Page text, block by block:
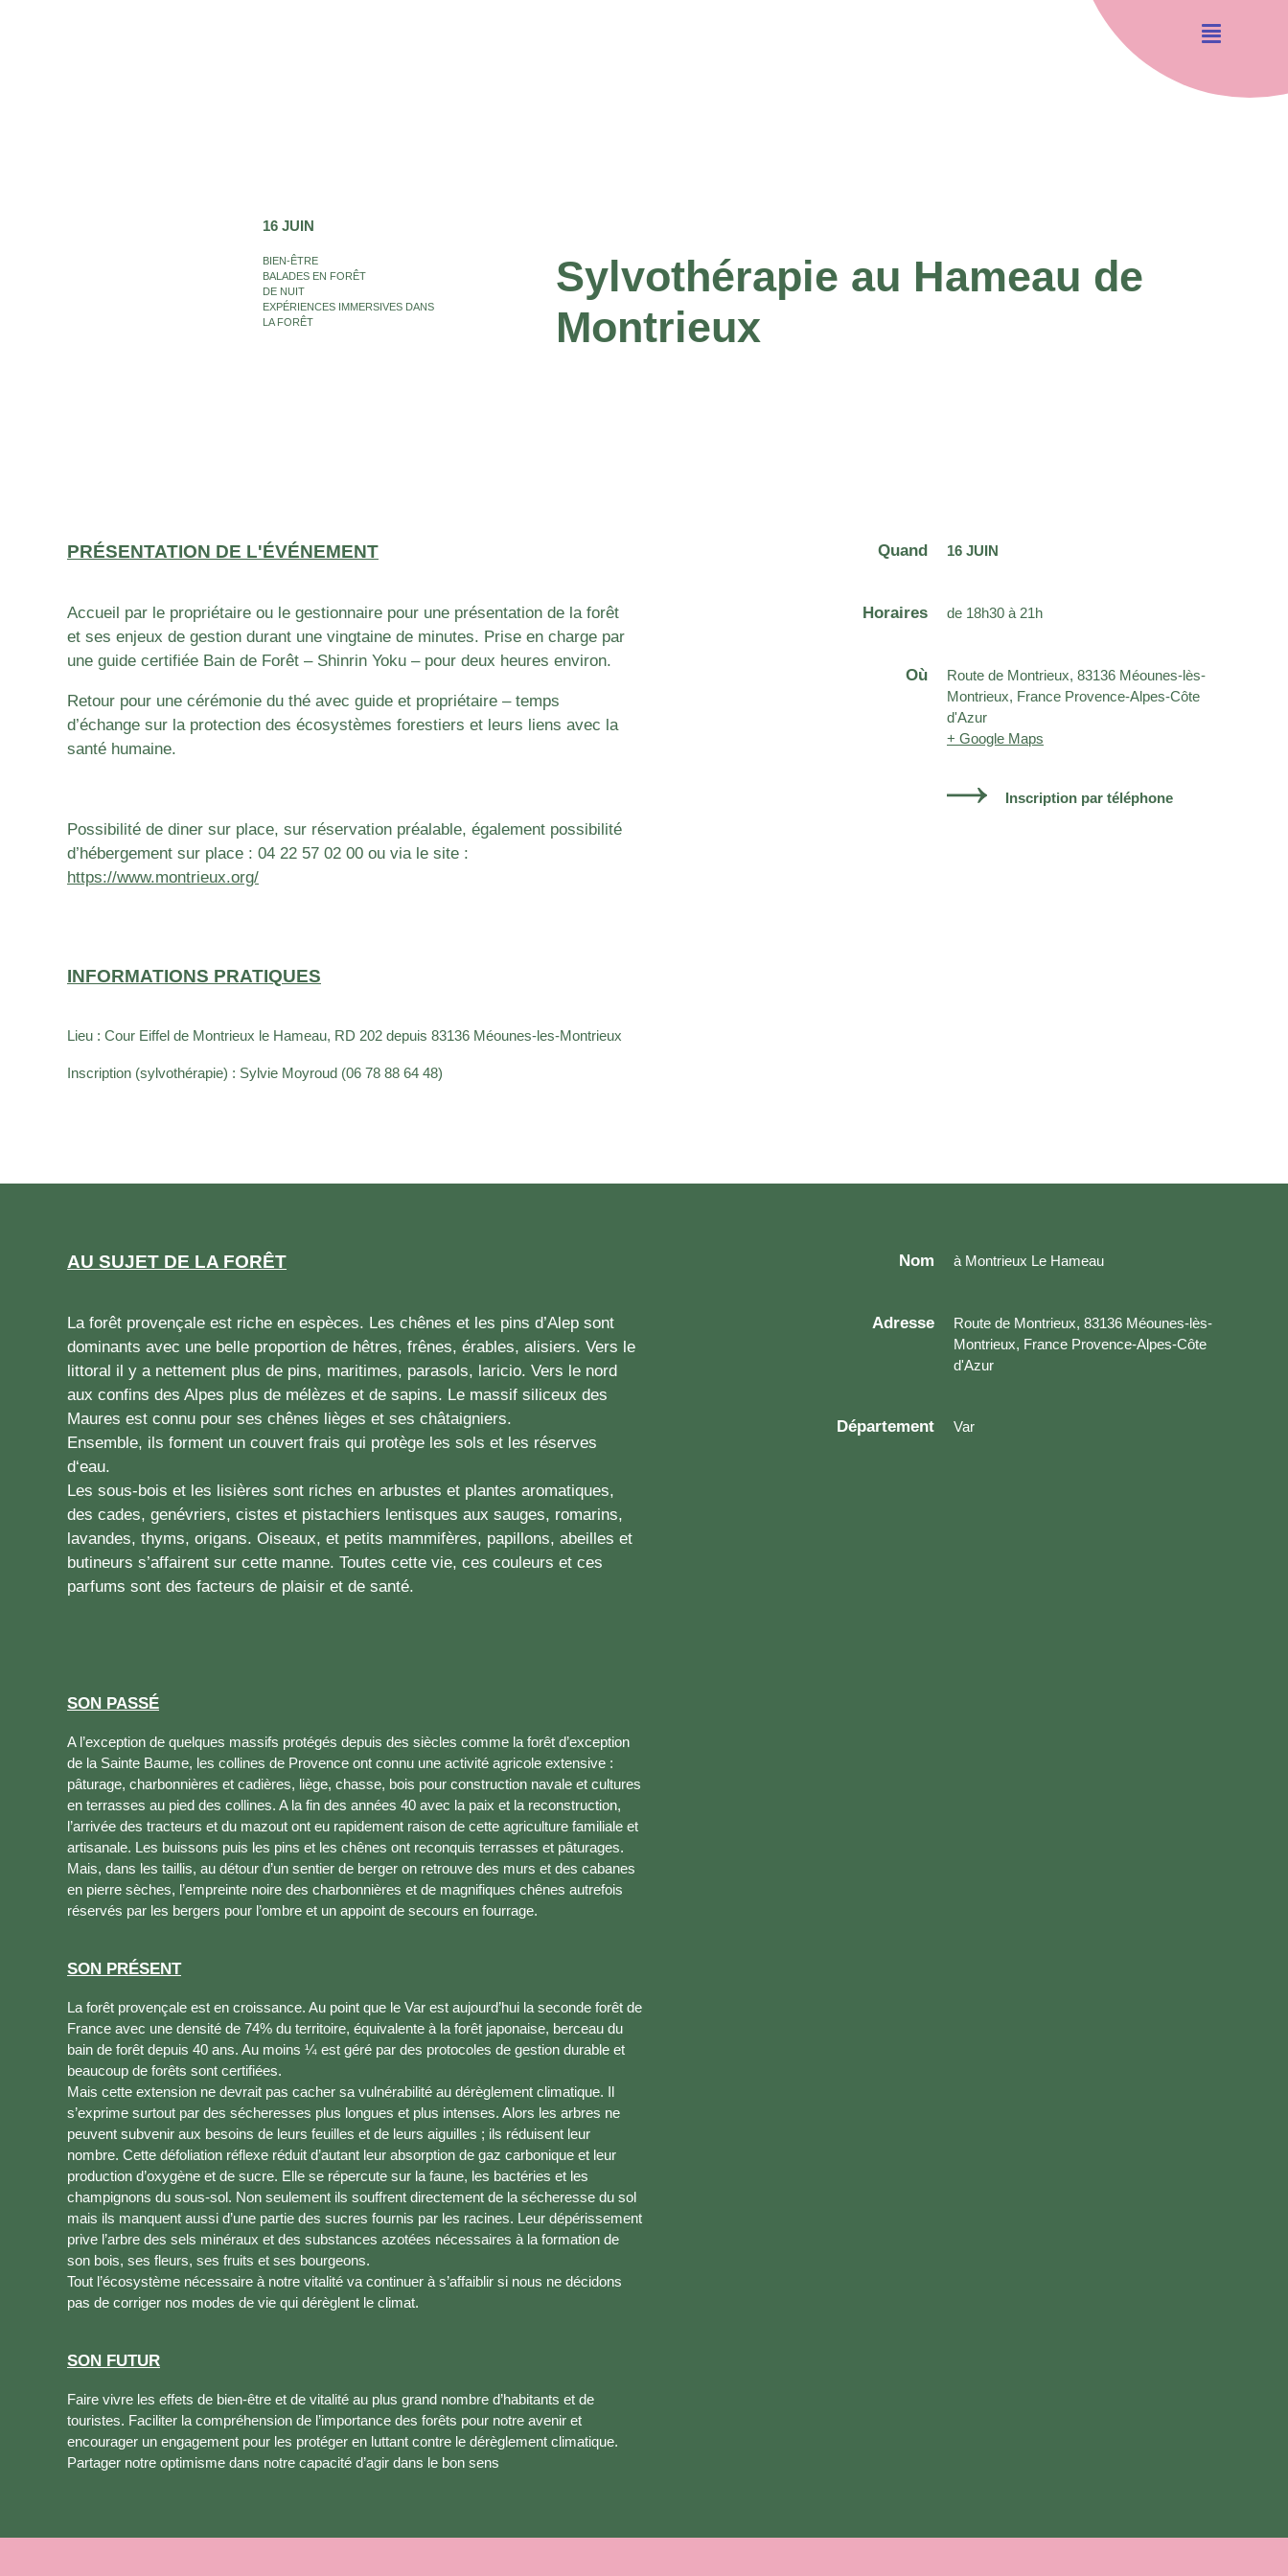
16 JUIN
BIEN-ÊTRE
BALADES EN FORÊT
DE NUIT
EXPÉRIENCES IMMERSIVES DANS
LA FORÊT
Sylvothérapie au Hameau de
Montrieux
PRÉSENTATION DE L'ÉVÉNEMENT
Accueil par le propriétaire ou le gestionnaire pour une présentation de la forêt
et ses enjeux de gestion durant une vingtaine de minutes. Prise en charge par
une guide certifiée Bain de Forêt – Shinrin Yoku – pour deux heures environ.
Retour pour une cérémonie du thé avec guide et propriétaire – temps
d’échange sur la protection des écosystèmes forestiers et leurs liens avec la
santé humaine.
Possibilité de diner sur place, sur réservation préalable, également possibilité
d’hébergement sur place : 04 22 57 02 00 ou via le site :
https://www.montrieux.org/
INFORMATIONS PRATIQUES
Lieu : Cour Eiffel de Montrieux le Hameau, RD 202 depuis 83136 Méounes-les-Montrieux
Inscription (sylvothérapie) : Sylvie Moyroud (06 78 88 64 48)
Quand 16 JUIN
Horaires de 18h30 à 21h
Où
Route de Montrieux, 83136 Méounes-lès-
Montrieux, France Provence-Alpes-Côte
d'Azur
+ Google Maps
Inscription par téléphone
AU SUJET DE LA FORÊT
La forêt provençale est riche en espèces. Les chênes et les pins d’Alep sont
dominants avec une belle proportion de hêtres, frênes, érables, alisiers. Vers le
littoral il y a nettement plus de pins, maritimes, parasols, laricio. Vers le nord
aux confins des Alpes plus de mélèzes et de sapins. Le massif siliceux des
Maures est connu pour ses chênes lièges et ses châtaigniers.
Ensemble, ils forment un couvert frais qui protège les sols et les réserves
d‘eau.
Les sous-bois et les lisières sont riches en arbustes et plantes aromatiques,
des cades, genévriers, cistes et pistachiers lentisques aux sauges, romarins,
lavandes, thyms, origans. Oiseaux, et petits mammifères, papillons, abeilles et
butineurs s’affairent sur cette manne. Toutes cette vie, ces couleurs et ces
parfums sont des facteurs de plaisir et de santé.
SON PASSÉ
A l’exception de quelques massifs protégés depuis des siècles comme la forêt d’exception
de la Sainte Baume, les collines de Provence ont connu une activité agricole extensive :
pâturage, charbonnières et cadières, liège, chasse, bois pour construction navale et cultures
en terrasses au pied des collines. A la fin des années 40 avec la paix et la reconstruction,
l’arrivée des tracteurs et du mazout ont eu rapidement raison de cette agriculture familiale et
artisanale. Les buissons puis les pins et les chênes ont reconquis terrasses et pâturages.
Mais, dans les taillis, au détour d’un sentier de berger on retrouve des murs et des cabanes
en pierre sèches, l’empreinte noire des charbonnières et de magnifiques chênes autrefois
réservés par les bergers pour l’ombre et un appoint de secours en fourrage.
SON PRÉSENT
La forêt provençale est en croissance. Au point que le Var est aujourd’hui la seconde forêt de
France avec une densité de 74% du territoire, équivalente à la forêt japonaise, berceau du
bain de forêt depuis 40 ans. Au moins ¼ est géré par des protocoles de gestion durable et
beaucoup de forêts sont certifiées.
Mais cette extension ne devrait pas cacher sa vulnérabilité au dérèglement climatique. Il
s’exprime surtout par des sécheresses plus longues et plus intenses. Alors les arbres ne
peuvent subvenir aux besoins de leurs feuilles et de leurs aiguilles ; ils réduisent leur
nombre. Cette défoliation réflexe réduit d’autant leur absorption de gaz carbonique et leur
production d’oxygène et de sucre. Elle se répercute sur la faune, les bactéries et les
champignons du sous-sol. Non seulement ils souffrent directement de la sécheresse du sol
mais ils manquent aussi d’une partie des sucres fournis par les racines. Leur dépérissement
prive l’arbre des sels minéraux et des substances azotées nécessaires à la formation de
son bois, ses fleurs, ses fruits et ses bourgeons.
Tout l’écosystème nécessaire à notre vitalité va continuer à s’affaiblir si nous ne décidons
pas de corriger nos modes de vie qui dérèglent le climat.
SON FUTUR
Faire vivre les effets de bien-être et de vitalité au plus grand nombre d’habitants et de
touristes. Faciliter la compréhension de l’importance des forêts pour notre avenir et
encourager un engagement pour les protéger en luttant contre le dérèglement climatique.
Partager notre optimisme dans notre capacité d’agir dans le bon sens
Nom à Montrieux Le Hameau
Adresse
Route de Montrieux, 83136 Méounes-lès-
Montrieux, France Provence-Alpes-Côte
d'Azur
Département Var